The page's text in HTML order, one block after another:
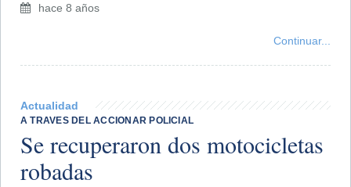
hace 8 años
Continuar...
Actualidad
A TRAVES DEL ACCIONAR POLICIAL
Se recuperaron dos motocicletas
robadas